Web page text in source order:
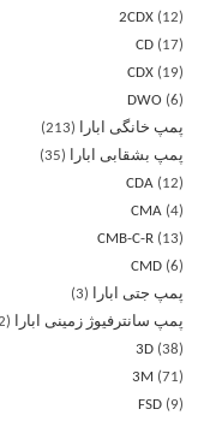
2CDX
12
CD
17
CDX
19
DWO
6
پمپ خانگی ابارا
213
پمپ بشقابی ابارا
35
CDA
12
CMA 4
CMB-C-R
13
CMD 6
پمپ جتی ابارا
3
پمپ سانترفیوژ زمینی ابارا
3D 38
3M
71
FSD
9